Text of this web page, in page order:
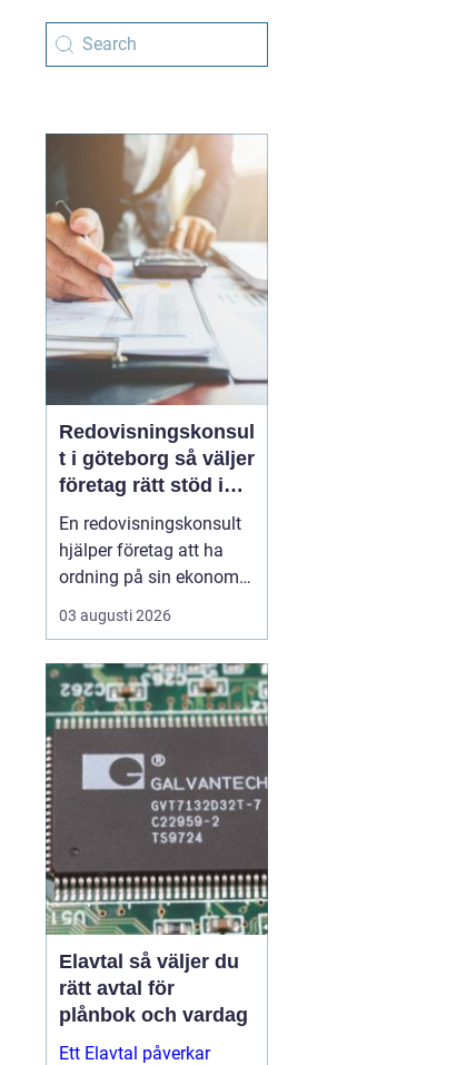
Redovisningskonsul
t i göteborg så väljer
företag rätt stöd i
ekonomin
En redovisningskonsult
hjälper företag att ha
ordning på sin ekonomi,
följa lagar och ta klokare
beslut med hjälp av
ägarledda bolag i
Göteborg är en kunnig
skillnaden mellan stress
och kontroll i vardagen...
03 augusti 2026
Elavtal så väljer du
rätt avtal för
plånbok och vardag
Ett Elavtal påverkar